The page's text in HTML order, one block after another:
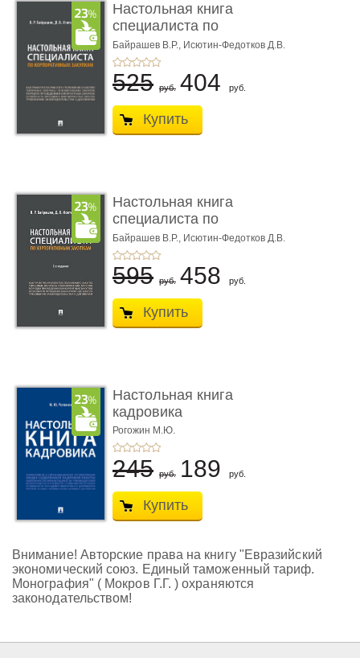
Настольная книга
специалиста по
корпоративны� ...
Байрашев В.Р., Исютин-Федотков Д.В.
525 руб. 404 руб.
Купить
Настольная книга
специалиста по
корпоративны� ...
Байрашев В.Р., Исютин-Федотков Д.В.
595 руб. 458 руб.
Купить
Настольная книга
кадровика
Рогожин М.Ю.
245 руб. 189 руб.
Купить
Внимание! Авторские права на книгу "Евразийский
экономический союз. Единый таможенный тариф.
Монография" ( Мокров Г.Г. ) охраняются
законодательством!